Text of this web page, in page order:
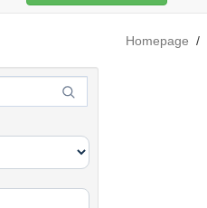
Homepage /